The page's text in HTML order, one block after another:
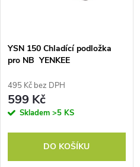
YSN 150 Chladící podložka
pro NB YENKEE
495 Kč bez DPH
599 Kč
Skladem >5 KS
DO KOŠÍKU